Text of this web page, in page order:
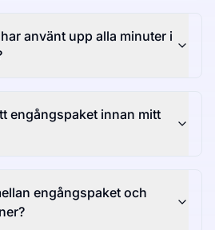
använt upp alla minuter i
engångspaket innan mitt
engångspaket och